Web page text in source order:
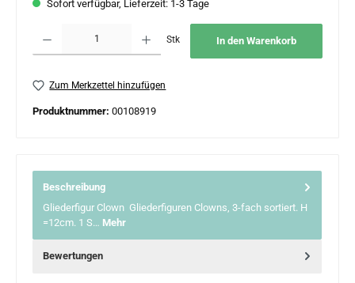
Sofort verfügbar, Lieferzeit: 1-3 Tage
Stk In den Warenkorb
Zum Merkzettel hinzufügen
Produktnummer: 00108919
Beschreibung
Gliederfigur Clown Gliederfiguren Clowns, 3-fach sortiert. H
=12cm. 1 S… Mehr
Bewertungen